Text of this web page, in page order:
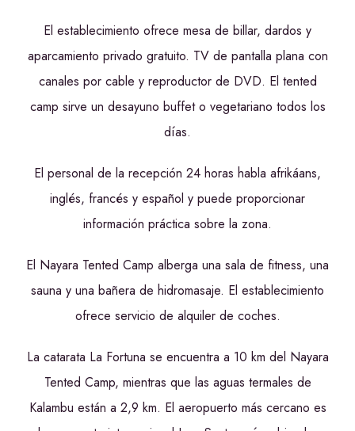
El establecimiento ofrece mesa de billar, dardos y
aparcamiento privado gratuito. TV de pantalla plana con
canales por cable y reproductor de DVD. El tented
camp sirve un desayuno buffet o vegetariano todos los
días.
El personal de la recepción 24 horas habla afrikáans,
inglés, francés y español y puede proporcionar
información práctica sobre la zona.
El Nayara Tented Camp alberga una sala de fitness, una
sauna y una bañera de hidromasaje. El establecimiento
ofrece servicio de alquiler de coches.
La catarata La Fortuna se encuentra a 10 km del Nayara
Tented Camp, mientras que las aguas termales de
Kalambu están a 2,9 km. El aeropuerto más cercano es